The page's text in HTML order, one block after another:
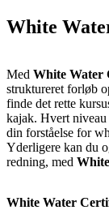
White
Med White Water
struktureret forløb
finde det rette
kajak. Hvert niveau
din forståelse for
Yderligere kan du
redning, med
White Water